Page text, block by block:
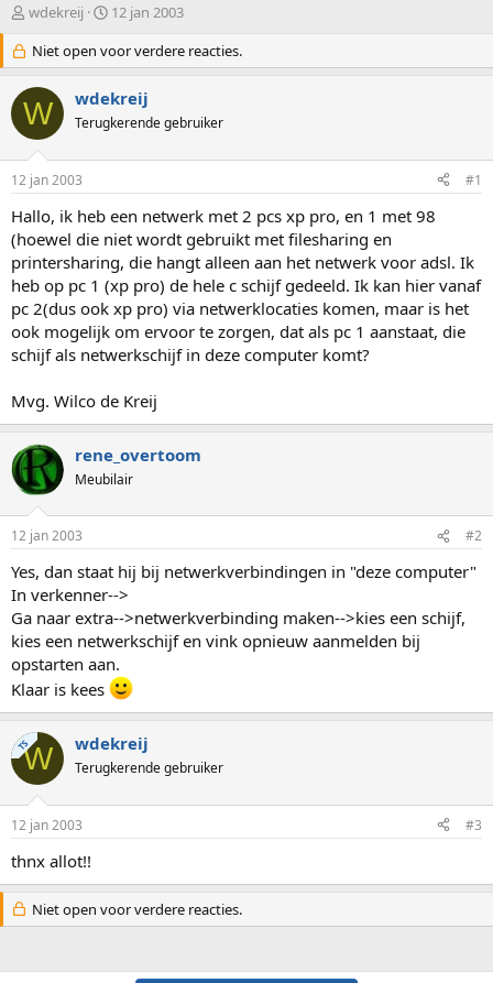
O
d
e
r
w
e
p
s
t
a
r
t
e
r
wdekreij
S
a
r
t
d
a
m
12 jan 2003
Niet open voor verdere reacties.
W wdekreij
Terugkerende gebruiker
12 jan 2003 #1
Hallo, ik heb een netwerk met 2 pcs xp pro, en 1 met 98
(hoewel die niet wordt gebruikt met filesharing en
printersharing, die hangt alleen aan het netwerk voor adsl. Ik
heb op pc 1 (xp pro) de hele c schijf gedeeld. Ik kan hier vanaf
pc 2(dus ook xp pro) via netwerklocaties komen, maar is het
ook mogelijk om ervoor te zorgen, dat als pc 1 aanstaat, die
schijf als netwerkschijf in deze computer komt?
Mvg. Wilco de Kreij
rene_overtoom
Meubilair
12 jan 2003 #2
Yes, dan staat hij bij netwerkverbindingen in "deze computer"
In verkenner-->
Ga naar extra-->netwerkverbinding maken-->kies een schijf,
kies een netwerkschijf en vink opnieuw aanmelden bij
opstarten aan.
Klaar is kees
TSW wdekreij
Terugkerende gebruiker
12 jan 2003 #3
thnx allot!!
Niet open voor verdere reacties.